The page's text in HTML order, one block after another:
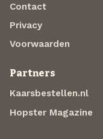
Contact
Privacy
Voorwaarden
Partners
Kaarsbestellen.nl
Hopster Magazine